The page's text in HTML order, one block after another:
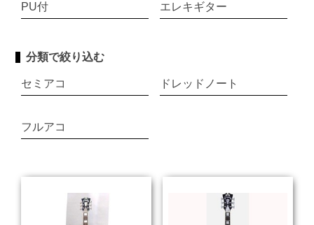
PU付
エレキギター
分類で絞り込む
セミアコ ドレッドノート
フルアコ